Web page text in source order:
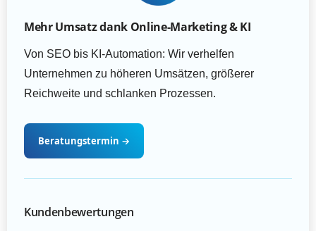
Mehr Umsatz dank Online-Marketing & KI
Von SEO bis KI-Automation: Wir verhelfen
Unternehmen zu höheren Umsätzen, größerer
Reichweite und schlanken Prozessen.
Beratungstermin →
Kundenbewertungen